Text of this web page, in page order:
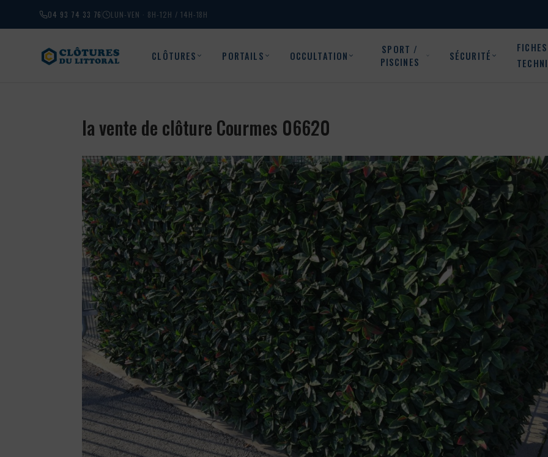
04 93 74 33 76 LUN-VEN · 8H-12H / 14H-18H
CLÔTURES PORTAILS OCCULTATION
SPORT /
PISCINES
SÉCURITÉ
FICHES
la vente de clôture Courmes 06620